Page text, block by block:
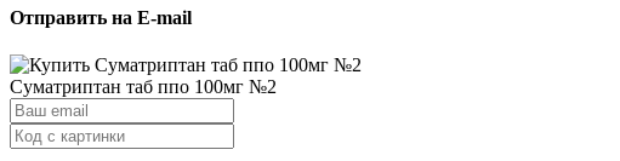
Отправить на E-mail
Суматриптан таб ппо 100мг №2